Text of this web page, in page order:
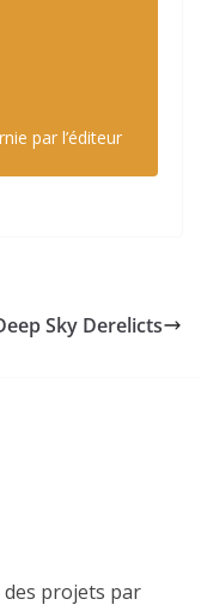
par l’éditeur
Sky Derelicts
des projets par